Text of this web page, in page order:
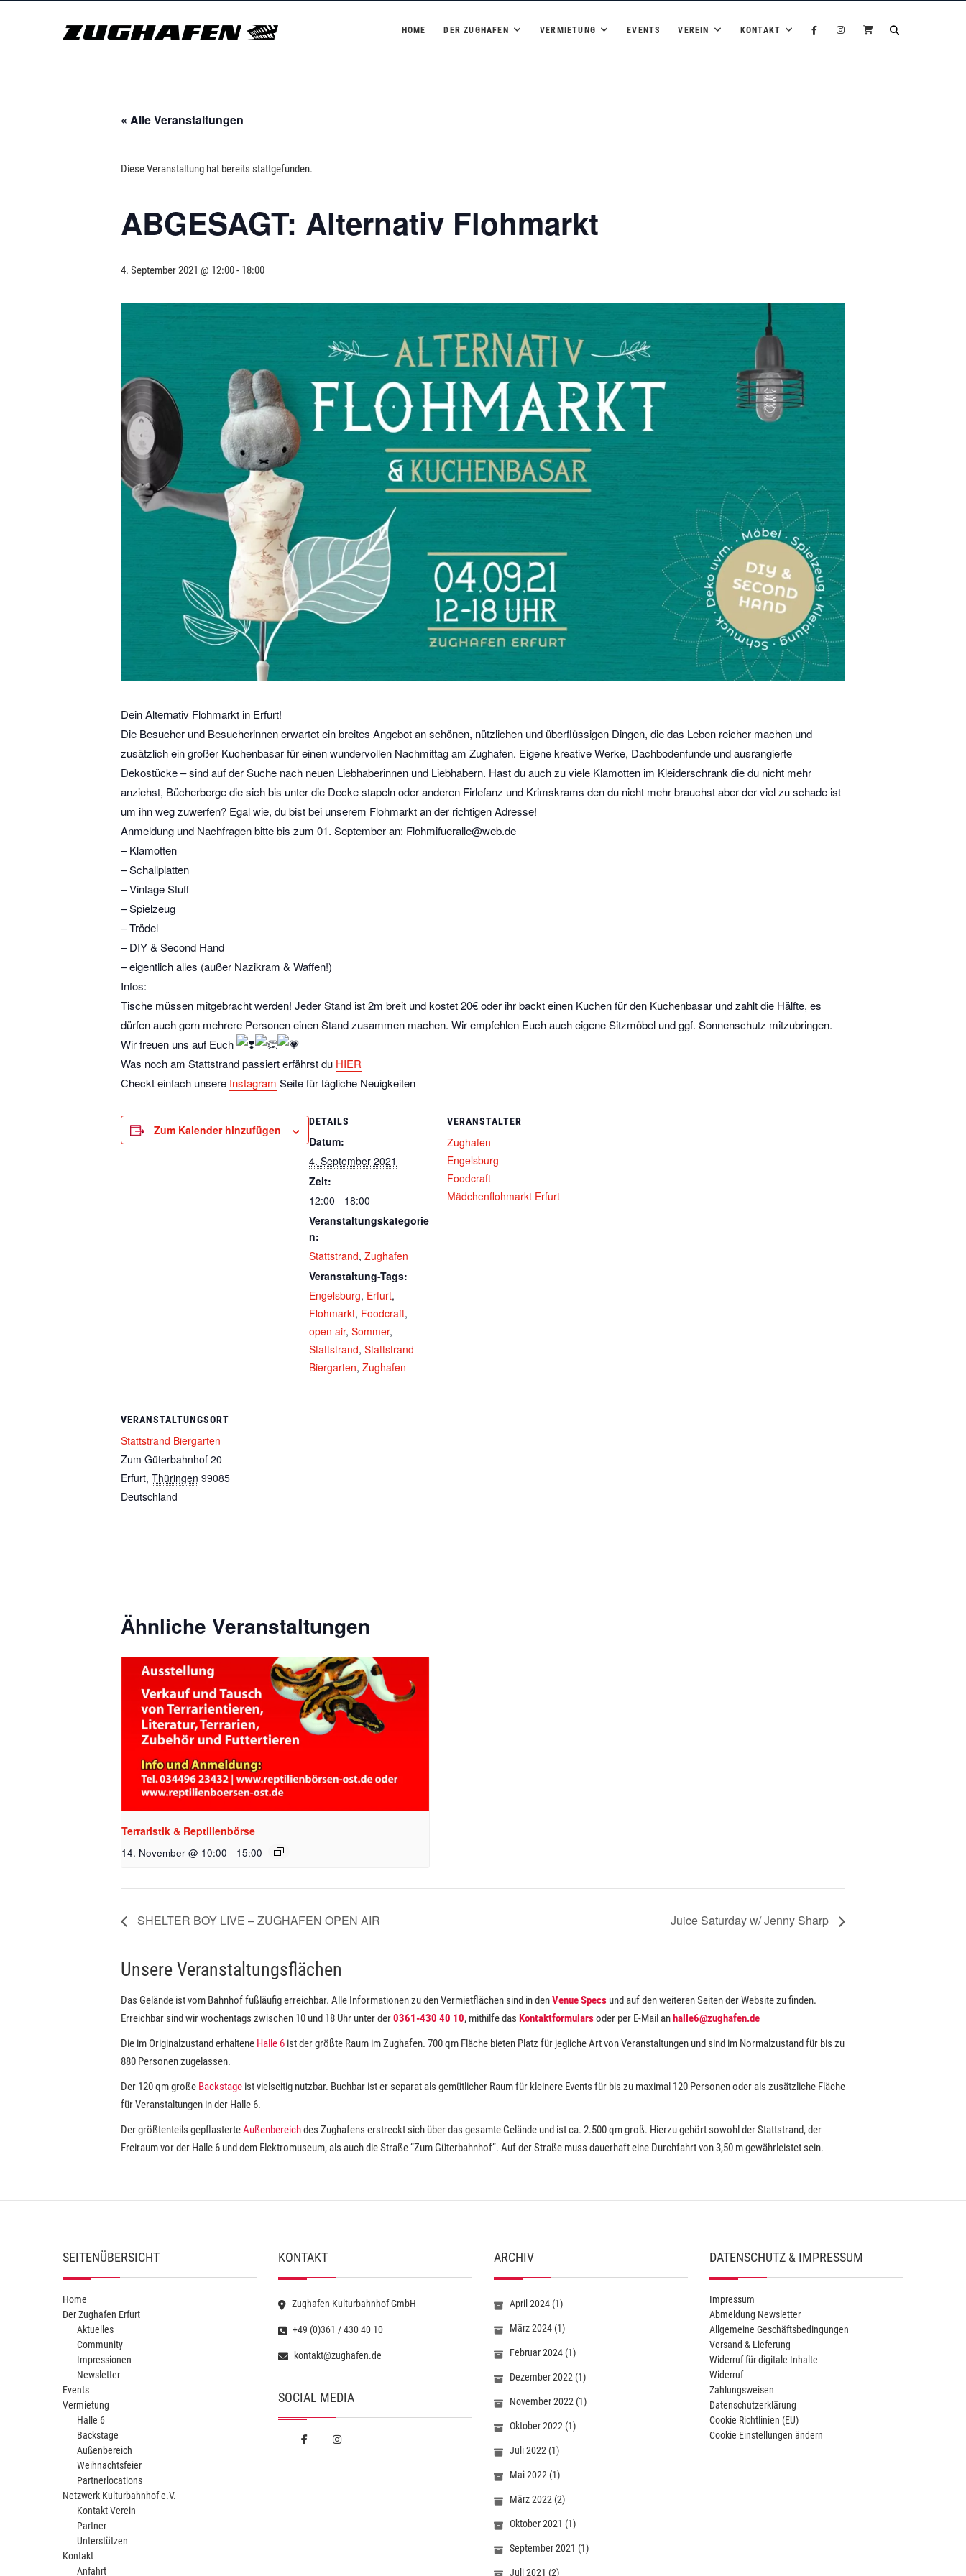
HOME DER ZUGHAFEN VERMIETUNG EVENTS VEREIN KONTAKT
« Alle Veranstaltungen
Diese Veranstaltung hat bereits stattgefunden.
ABGESAGT: Alternativ Flohmarkt
4. September 2021 @ 12:00- 18:00
Dein Alternativ Flohmarkt in Erfurt!
Die Besucher und Besucherinnen erwartet ein breites Angebot an schönen, nützlichen und überflüssigen Dingen, die das Leben reicher machen und
zusätzlich ein großer Kuchenbasar für einen wundervollen Nachmittag am Zughafen. Eigene kreative Werke, Dachbodenfunde und ausrangierte
Dekostücke – sind auf der Suche nach neuen Liebhaberinnen und Liebhabern. Hast du auch zu viele Klamotten im Kleiderschrank die du nicht mehr
anziehst, Bücherberge die sich bis unter die Decke stapeln oder anderen Firlefanz und Krimskrams den du nicht mehr brauchst aber der viel zu schade ist
um ihn weg zuwerfen? Egal wie, du bist bei unserem Flohmarkt an der richtigen Adresse!
Anmeldung und Nachfragen bitte bis zum 01. September an: Flohmifueralle@web.de
– Klamotten
– Schallplatten
– Vintage Stuff
– Spielzeug
– Trödel
– DIY & Second Hand
– eigentlich alles (außer Nazikram & Waffen!)
Infos:
Tische müssen mitgebracht werden! Jeder Stand ist 2m breit und kostet 20€ oder ihr backt einen Kuchen für den Kuchenbasar und zahlt die Hälfte, es
dürfen auch gern mehrere Personen einen Stand zusammen machen. Wir empfehlen Euch auch eigene Sitzmöbel und ggf. Sonnenschutz mitzubringen.
Wir freuen uns auf Euch
Was noch am Stattstrand passiert erfährst du HIER
Checkt einfach unsere Instagram Seite für tägliche Neuigkeiten
Zum Kalender hinzufügen
DETAILS
Datum:
4. September 2021
Zeit:
12:00 - 18:00
Veranstaltungskategorie
n:
Stattstrand, Zughafen
Veranstaltung-Tags:
Engelsburg, Erfurt,
Flohmarkt, Foodcraft,
open air, Sommer,
Stattstrand, Stattstrand
Biergarten, Zughafen
VERANSTALTER
Zughafen
Engelsburg
Foodcraft
Mädchenflohmarkt Erfurt
VERANSTALTUNGSORT
Stattstrand Biergarten
Zum Güterbahnhof 20
Erfurt, Thüringen 99085
Deutschland
Ähnliche Veranstaltungen
Terraristik & Reptilienbörse
14. November @ 10:00 - 15:00
SHELTER BOY LIVE – ZUGHAFEN OPEN AIR Juice Saturday w/ Jenny Sharp
Unsere Veranstaltungsflächen
Das Gelände ist vom Bahnhof fußläufig erreichbar. Alle Informationen zu den Vermietflächen sind in denVenue Specs und auf den weiteren Seiten der Website zu finden.
Erreichbar sind wir wochentags zwischen 10 und 18 Uhr unter der0361-430 40 10, mithilfe das Kontaktformularsoder per E-Mail anhalle6@zughafen.de
Die im Originalzustand erhaltene Halle 6 ist der größte Raum im Zughafen. 700 qm Fläche bieten Platz für jegliche Art von Veranstaltungen und sind im Normalzustand für bis zu
880 Personen zugelassen.
Der 120 qm große Backstage ist vielseitig nutzbar. Buchbar ist er separat als gemütlicher Raum für kleinere Events für bis zu maximal 120 Personen oder als zusätzliche Fläche
für Veranstaltungen in der Halle 6.
Der größtenteils gepflasterteAußenbereichdes Zughafens erstreckt sich über das gesamte Gelände und ist ca. 2.500 qm groß. Hierzu gehört sowohl der Stattstrand, der
Freiraum vor der Halle 6 und dem Elektromuseum, als auch die Straße “Zum Güterbahnhof”. Auf der Straße muss dauerhaft eine Durchfahrt von 3,50 m gewährleistet sein.
SEITENÜBERSICHT
Home
Der Zughafen Erfurt
Aktuelles
Community
Impressionen
Newsletter
Events
Vermietung
Halle 6
Backstage
Außenbereich
Weihnachtsfeier
Partnerlocations
Netzwerk Kulturbahnhof e.V.
Kontakt Verein
Partner
Unterstützen
Kontakt
Anfahrt
KONTAKT
Zughafen Kulturbahnhof GmbH
+49 (0)361 / 430 40 10
kontakt@zughafen.de
SOCIAL MEDIA
ARCHIV
April 2024 (1)
März 2024 (1)
Februar 2024 (1)
Dezember 2022 (1)
November 2022 (1)
Oktober 2022 (1)
Juli 2022 (1)
Mai 2022 (1)
März 2022 (2)
Oktober 2021 (1)
September 2021 (1)
Juli 2021 (2)
DATENSCHUTZ & IMPRESSUM
Impressum
Abmeldung Newsletter
Allgemeine Geschäftsbedingungen
Versand & Lieferung
Widerruf für digitale Inhalte
Widerruf
Zahlungsweisen
Datenschutzerklärung
Cookie Richtlinien (EU)
Cookie Einstellungen ändern